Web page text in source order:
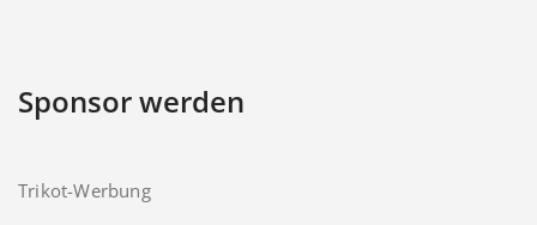
Sponsor werden
Trikot-Werbung